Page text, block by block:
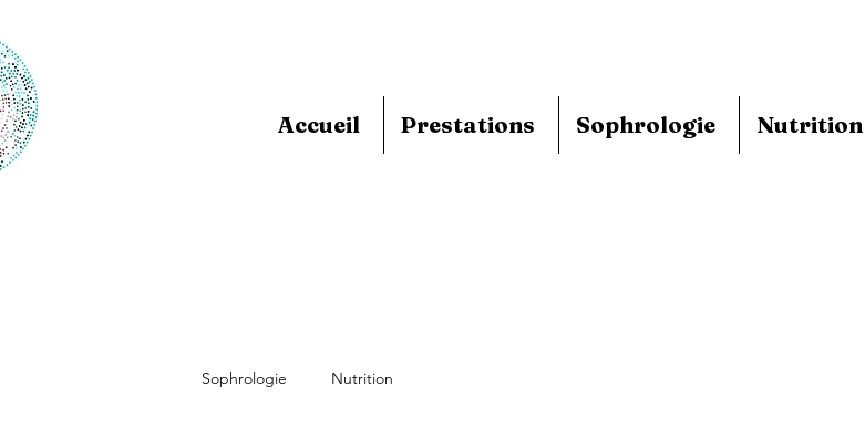
Accueil Prestations Sophrologie Nutrition
Sophrologie Nutrition